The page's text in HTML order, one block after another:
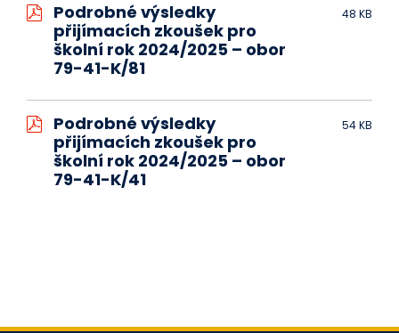
48 KB
Podrobné výsledky
přijímacích zkoušek pro
školní rok 2024/2025 – obor
79-41-K/81
54 KB
Podrobné výsledky
přijímacích zkoušek pro
školní rok 2024/2025 – obor
79-41-K/41